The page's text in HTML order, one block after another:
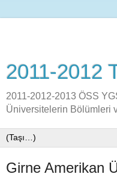
2011-2012
2011-2012-2013 ÖSS
Üniversitelerin Bölümleri
Girne Amerikan